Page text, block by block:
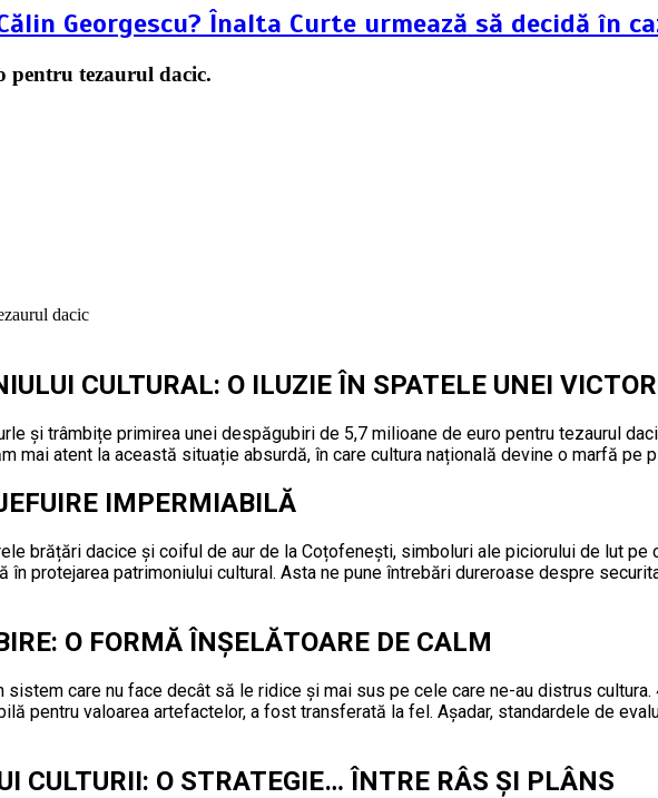
Georgescu? Înalta Curte urmează să decidă în
pentru tezaurul dacic.
CULTURAL: O ILUZIE ÎN SPATELE UNEI
și trâmbițe primirea unei despăgubiri de 5,7 milioane de euro pentru tezaurul
mai atent la această situație absurdă, în care cultura națională devine o marfă pe
IMPERMIABILĂ
brățări dacice și coiful de aur de la Coțofenești, simboluri ale piciorului de lut pe
în protejarea patrimoniului cultural. Asta ne pune întrebări dureroase despre
O FORMĂ ÎNȘELĂTOARE DE CALM
care nu face decât să le ridice și mai sus pe cele care ne-au distrus
pentru valoarea artefactelor, a fost transferată la fel. Așadar, standardele de
CULTURII: O STRATEGIE… ÎNTRE RÂS ȘI PLÂNS